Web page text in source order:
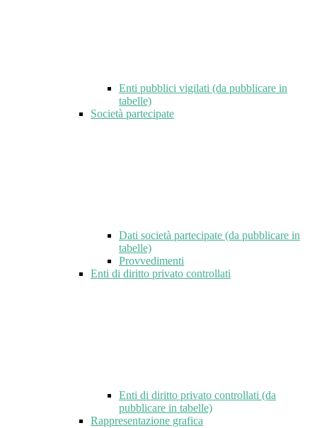
Enti pubblici vigilati (da pubblicare in
tabelle)
Società partecipate
Dati società partecipate (da pubblicare in
tabelle)
Provvedimenti
Enti di diritto privato controllati
Enti di diritto privato controllati (da
pubblicare in tabelle)
Rappresentazione grafica